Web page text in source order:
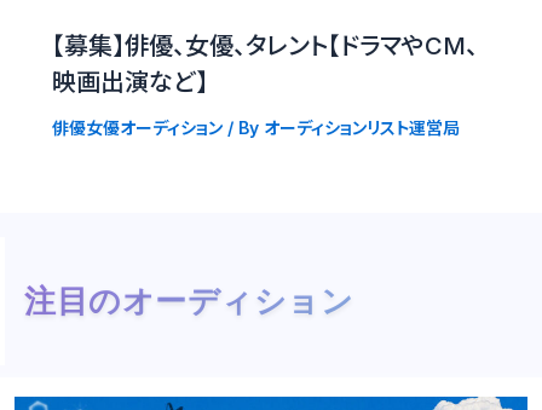
【募集】俳優、女優、タレント【ドラマやCM、
映画出演など】
俳優女優オーディション/ By オーディションリスト運営局
注目のオーディション